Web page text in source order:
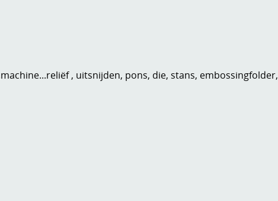
, uitsnijden, pons, die, stans, embossingfolder,